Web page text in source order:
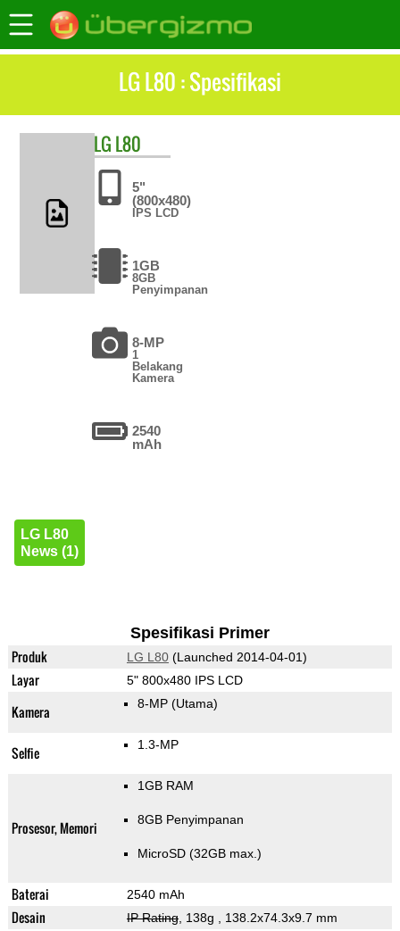
LG L80 : Spesifikasi
LG L80
5"
(800x480)
IPS LCD
1GB
8GB
Penyimpanan
8-MP
1
Belakang
Kamera
2540
mAh
LG L80
News (1)
Spesifikasi Primer
Produk LG L80(Launched 2014-04-01)
Layar 5" 800x480 IPS LCD
Kamera 8-MP (Utama)
Selfie 1.3-MP
Prosesor, Memori
1GB RAM
8GB Penyimpanan
MicroSD (32GB max.)
Baterai 2540 mAh
Desain IP Rating, 138g , 138.2x74.3x9.7 mm